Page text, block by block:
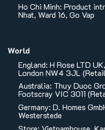
Ho Chi Minh: Product
Nhat, Ward 16, Go Vap
World
England: H Rose LTD
London NW4 3JL
Australia: Thuy Duoc
Footscray VIC 3011
Germany: D. Homes
Westerstede